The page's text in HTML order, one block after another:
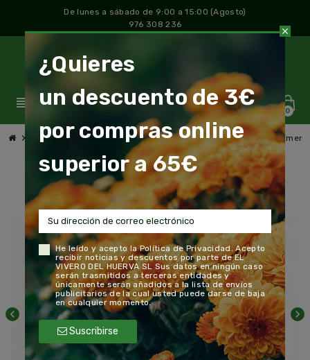
De lunes a sábado de 9:00 a 15:00 (Agosto)
976 308 236
view_headline 0
chevron_right Jardín y Huertochevron_right Riegochevron_rightAccesorios de Riegochevron_rightTurbina
chevron_left chevron_right
close
¿Quieres
un descuento de 3€
por compras online
superior a 65€
He leído y acepto laPolítica de Privacidad . Acepto
recibir noticias y descuentos por parte de EL
VIVERO DEL HUERVA SL Sus datos en ningún caso
serán trasmitidos a terceras entidades y
únicamente serán añadidos a la lista de envíos
publicitarios de la cual usted puede darse de baja
en cualquier momento.
Suscribirse